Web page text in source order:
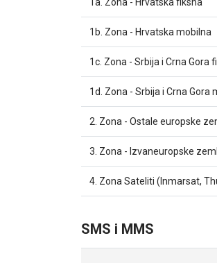
1b. Zona - Hrvatska mobilna
1c. Zona - Srbija i Crna Gora
1d. Zona - Srbija i Crna Gora
2. Zona - Ostale europske
3. Zona - Izvaneuropske
4. Zona Sateliti (Inmarsat,
SMS i MMS